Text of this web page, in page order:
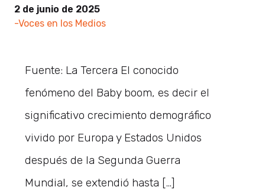
2 de junio de 2025
-Voces en los Medios
Fuente: La Tercera El conocido
fenómeno del Baby boom, es decir el
significativo crecimiento demográfico
vivido por Europa y Estados Unidos
después de la Segunda Guerra
Mundial, se extendió hasta […]